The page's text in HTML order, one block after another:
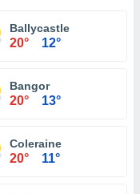
Ballycastle
20° 12°
Bangor
20° 13°
Coleraine
20° 11°